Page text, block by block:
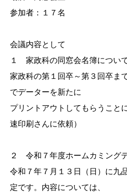
参加者：１７名
会議内容として
１ 家政科の同窓会名簿につい
家政科の第１回卒～第３回卒ま
でデーターを新たに
プリントアウトしてもらうこと
速印刷さんに依頼）
２ 令和７年度ホームカミング
令和７年７月１３日（日）に九
定です。内容については、